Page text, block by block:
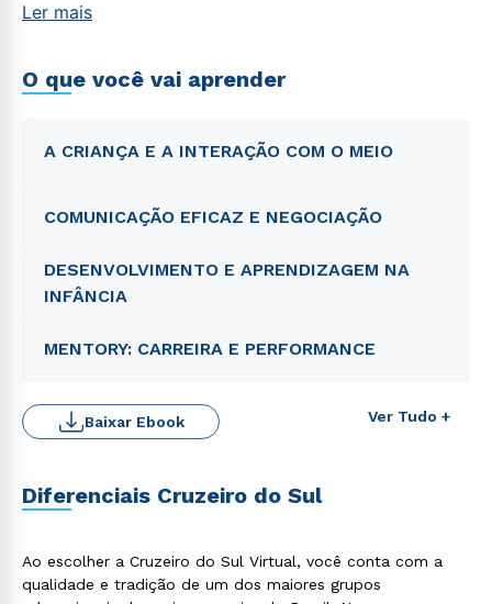
Ler mais
O que você vai aprender
A CRIANÇA E A INTERAÇÃO COM O MEIO
COMUNICAÇÃO EFICAZ E NEGOCIAÇÃO
DESENVOLVIMENTO E APRENDIZAGEM NA
INFÂNCIA
MENTORY: CARREIRA E PERFORMANCE
Ver Tudo +
Baixar Ebook
Diferenciais Cruzeiro do Sul
Ao escolher a Cruzeiro do Sul Virtual, você conta com a
qualidade e tradição de um dos maiores grupos